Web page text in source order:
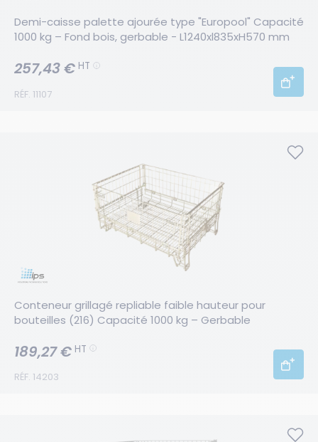
Demi-caisse palette ajourée type "Europool" Capacité
1000 kg – Fond bois, gerbable - L1240xl835xH570 mm
RÉF. 11107
257,43 € HT
Conteneur grillagé repliable faible hauteur pour
bouteilles (216) Capacité 1000 kg – Gerbable
RÉF. 14203
189,27 € HT